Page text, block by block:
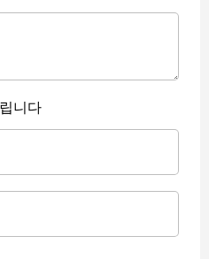
니다